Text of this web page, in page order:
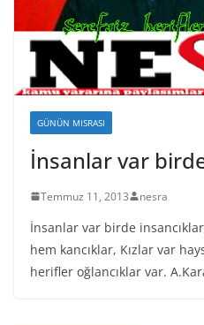
GÜNÜN MISRASI
İnsanlar var
Temmuz 11, 2013 nesra
İnsanlar var birde
hem kancıklar, Kızlar var
herifler oğlancıklar var.